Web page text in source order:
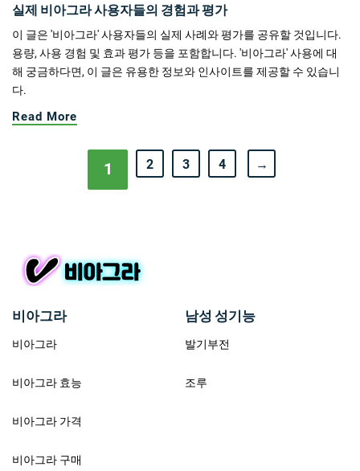
실제 비아그라 사용자들의 경험과 평가
이 글은 '비아그라' 사용자들의 실제 사례와 평가를 공유할 것입니다.
용량, 사용 경험 및 효과 평가 등을 포함합니다. '비아그라' 사용에 대
해 궁금하다면, 이 글은 유용한 정보와 인사이트를 제공할 수 있습니
다.
Read More
1 2 3 4 →
비아그라
비아그라
비아그라 효능
비아그라 가격
비아그라 구매
남성 성기능
발기부전
조루